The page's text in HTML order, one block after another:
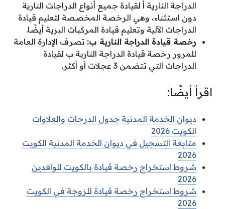
الدراجة النارية أ لقيادة جميع أنواع الدراجات النارية
دون استثناء، وهي الرخصة المخصصة لتعليم قيادة
الدراجات الآلية وتعليم قيادة المركبات البرية أيضًا.
رخصة قيادة الدراجة النارية ب: تصرف الإدارة العامة
للمرور رخصة قيادة الدراجة النارية ب لقيادة
الدراجات التي تتضمن 3 عجلات أو أكثر.
اقرأ أيضًا:
ديوان الخدمة المدنية جدول الدرجات والعلاوات
الكويت 2026
متابعة التسجيل في ديوان الخدمة المدنية الكويت
2026
شروط استخراج رخصة قيادة بالكويت للوافدين
2026
شروط استخراج رخصة قيادة للزوجة في الكويت
2026